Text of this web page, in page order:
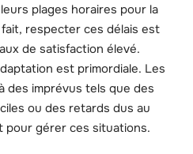
plages horaires pour la
respecter ces délais est
de satisfaction élevé.
est primordiale. Les
des imprévus tels que des
ou des retards dus au
pour gérer ces situations.